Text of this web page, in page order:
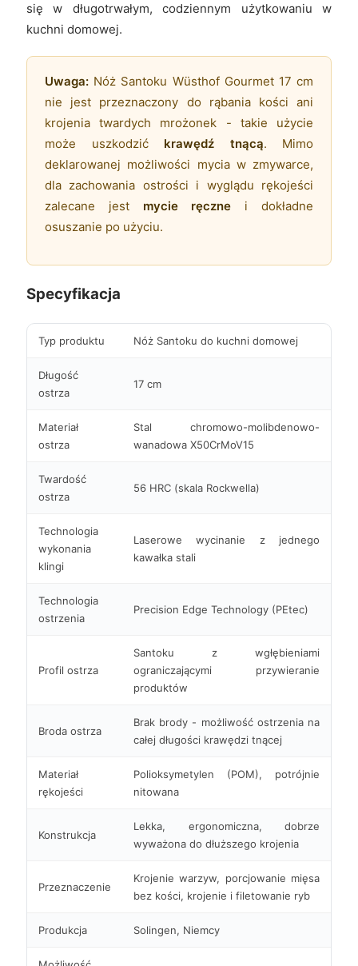
się w długotrwałym, codziennym użytkowaniu w
kuchni domowej.
Uwaga: Nóż Santoku Wüsthof Gourmet 17 cm
nie jest przeznaczony do rąbania kości ani
krojenia twardych mrożonek - takie użycie
może uszkodzić krawędź tnącą. Mimo
deklarowanej możliwości mycia w zmywarce,
dla zachowania ostrości i wyglądu rękojeści
zalecane jest mycie ręczne i dokładne
osuszanie po użyciu.
Specyfikacja
Typ produktu Nóż Santoku do kuchni domowej
Długość
ostrza
17 cm
Materiał
ostrza
Stal chromowo-molibdenowo-
wanadowa X50CrMoV15
Twardość
ostrza
56 HRC (skala Rockwella)
Technologia
wykonania
klingi
Laserowe wycinanie z jednego
kawałka stali
Technologia
ostrzenia
Precision Edge Technology (PEtec)
Profil ostrza
Santoku z wgłębieniami
ograniczającymi przywieranie
produktów
Broda ostrza
Brak brody - możliwość ostrzenia na
całej długości krawędzi tnącej
Materiał
rękojeści
Polioksymetylen (POM), potrójnie
nitowana
Konstrukcja
Lekka, ergonomiczna, dobrze
wyważona do dłuższego krojenia
Przeznaczenie
Krojenie warzyw, porcjowanie mięsa
bez kości, krojenie i filetowanie ryb
Produkcja Solingen, Niemcy